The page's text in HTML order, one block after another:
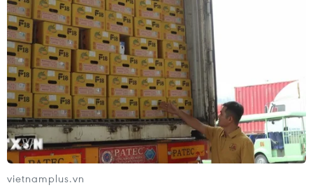
vietnamplus.vn